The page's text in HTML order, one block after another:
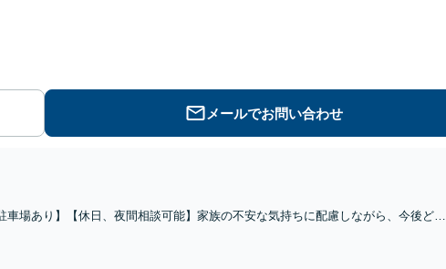
メールでお問い合わせ
車場あり】【休日、夜間相談可能】家族の不安な気持ちに配慮しながら、今後どの